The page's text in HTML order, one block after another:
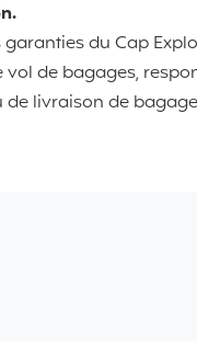
garanties du Cap
vol de bagages,
de livraison de